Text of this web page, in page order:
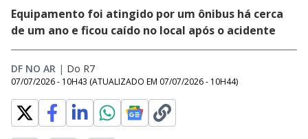
Equipamento foi atingido por um ônibus há cerca
de um ano e ficou caído no local após o acidente
DF NO AR | Do R7
07/07/2026 - 10H43 (ATUALIZADO EM 07/07/2026 - 10H44)